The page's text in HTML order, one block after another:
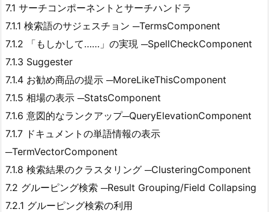
7.1 サーチコンポーネントとサーチハンドラ
7.1.1 検索語のサジェスチョン ─TermsComponent
7.1.2 「もしかして……」の実現 ─SpellCheckComponent
7.1.3 Suggester
7.1.4 お勧め商品の提示 ─MoreLikeThisComponent
7.1.5 相場の表示 ─StatsComponent
7.1.6 意図的なランクアップ─QueryElevationComponent
7.1.7 ドキュメントの単語情報の表示
─TermVectorComponent
7.1.8 検索結果のクラスタリング ─ClusteringComponent
7.2 グルーピング検索 ─Result Grouping/Field Collapsing
7.2.1 グルーピング検索の利用